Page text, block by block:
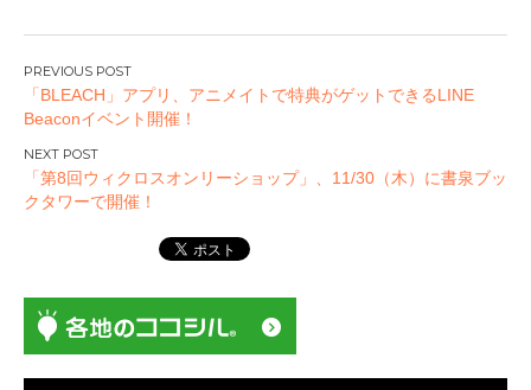
投
稿
ナ
ビ
ゲ
ン
「BLEACH」アプリ、アニメイトで特典がゲットできるLINE
Beaconイベント開催！
「第8回ウィクロスオンリーショップ」、11/30（木）に書泉ブッ
クタワーで開催！